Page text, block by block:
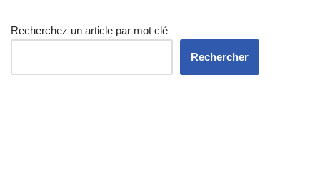
Recherchez un article par mot clé
Rechercher